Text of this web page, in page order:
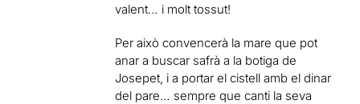
valent… i molt tossut!
Per això convencerà la mare que pot
anar a buscar safrà a la botiga de
Josepet, i a portar el cistell amb el dinar
del pare… sempre que canti la seva